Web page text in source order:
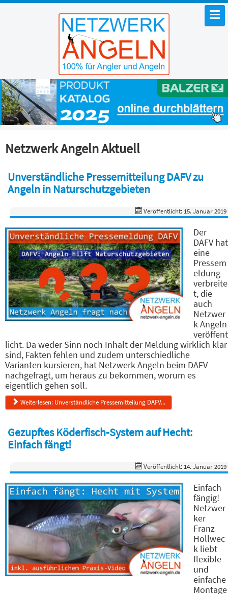
Netzwerk Angeln Aktuell
Unverständliche Pressemitteilung DAFV zu
Angeln in Naturschutzgebieten
Veröffentlicht: 15. Januar 2019
Der
DAFV hat
eine
Pressem
eldung
verbreite
t, die
auch
Netzwer
k Angeln
veröffent
licht. Da weder Sinn noch Inhalt der Meldung wirklich klar
sind, Fakten fehlen und zudem unterschiedliche
Varianten kursieren, hat Netzwerk Angeln beim DAFV
nachgefragt, um heraus zu bekommen, worum es
eigentlich gehen soll.
Weiterlesen: Unverständliche Pressemitteilung DAFV...
Gezupftes Köderfisch-System auf Hecht:
Einfach fängt!
Veröffentlicht: 14. Januar 2019
Einfach
fängig!
Netzwer
ker
Franz
Hollwec
k liebt
flexible
und
einfache
Montage